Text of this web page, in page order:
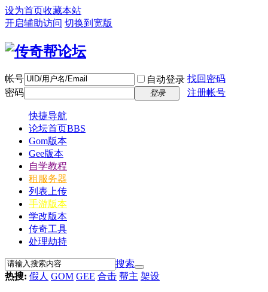
设为首页收藏本站
开启辅助访问 切换到宽版
帐号 自动登录 找回密码
密码
登录 注册帐号
快捷导航
论坛首页BBS
Gom版本
Gee版本
自学教程
租服务器
列表上传
手游版本
学改版本
传奇工具
处理劫持
搜索
热搜: 假人 GOM GEE 合击 帮主 架设